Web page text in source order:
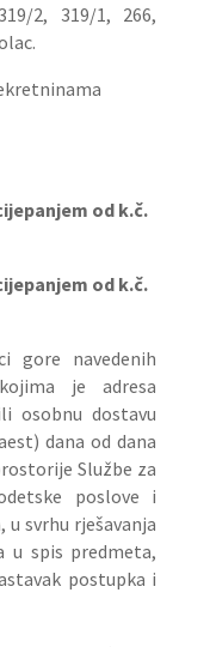
2, 319/1, 266,
od k.č.
od k.č.
gore navedenih
je adresa
osobnu dostavu
dana od dana
Službe za
poslove i
svrhu rješavanja
u spis predmeta,
postupka i